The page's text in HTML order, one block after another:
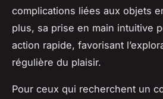
complications liées aux objets
plus, sa prise en main intuitive
action rapide, favorisant
régulière du plaisir.
Pour ceux qui recherchent un